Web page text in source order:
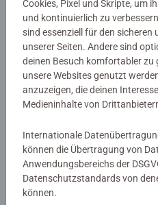
Artikelnummer:
42207
EAN:
ISBN:
978-3-
Warnhinweise und
Noch keine
abgegeben
Cookies, Pixel und Skripte, um
und kontinuierlich zu
sind essenziell für den sicheren
unserer Seiten. Andere sind
deinen Besuch komfortabler zu
unsere Websites genutzt
anzuzeigen, die deinen
Medieninhalte von
Internationale
können die Übertragung von
Anwendungsbereichs der
Datenschutzstandards von
können.